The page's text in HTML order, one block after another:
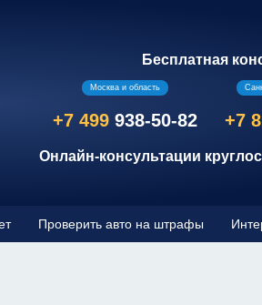
Бесплатная
Москва и область
+7 499 938-50-82 +7
Онлайн-консультации
Проверить авто на штрафы